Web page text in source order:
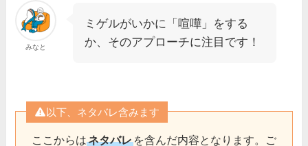
みなと
ミゲルがいかに「喧嘩」をする
か、そのアプローチに注目です！
以下、ネタバレ含みます
ここからはネタバレを含んだ内容となります。ご